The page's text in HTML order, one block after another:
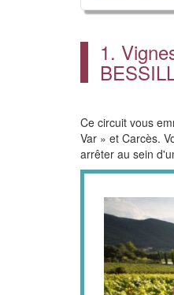
1.
Ce circuit vous
Var » et Carcès.
arrêter au sein